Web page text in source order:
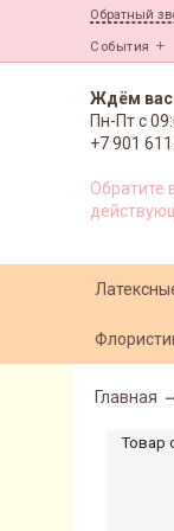
Обратный
События
Ждём вас
Пн-Пт с
+7 901
Обратите
Главная
Товар